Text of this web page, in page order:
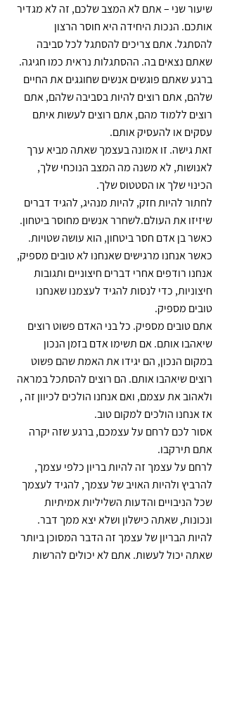
שיעור שני – אתם לא המצב שלכם, זה לא מגדיר
אותכם. הנכות היחידה היא חוסר הרצון
להסתגל. אתם צריכים להסתגל לכל סביבה
שאתם נצאים בה. ההסתגלות נראית כמו חגיגה.
ברגע שאתם פוגשים אנשים שחוגגים את החיים
שלהם, אתם רוצים להיות בסביבה שלהם, אתם
רוצים ללמוד מהם, אתם רוצים לעשות איתם
עסקים או להעסיק אותם.
זאת גישה. זו אמונה בעצמך שאתה מביא ערך
לאנושות, לא משנה מה המצב הנוכחי שלך,
הכינוי שלך או הסטטוס שלך.
לחתור להיות חזק, להיות מנהיג, להגיד דברים
שיזיזו את העולם.לשחרר אנשים מחוסר ביטחון.
כאשר בן אדם חסר ביטחון, הוא עושה שטויות.
כאשר אנחנו מרגישים שאנחנו לא טובים מספיק,
אנחנו רודפים אחרי דברים חיצוניים ותגובות
חיצוניות, כדי לנסות להגיד לעצמנו שאנחנו
טובים מספיק.
אתם טובים מספיק. כל בני האדם פשוט רוצים
שיאהבו אותם. אם תשימו אדם בזמן הנכון
במקום הנכון, הם יגידו את האמת שהם פשוט
רוצים שיאהבו אותם. הם רוצים להסתכל במראה
ולאהוב את עצמם, ואם אנחנו הולכים לכיוון זה ,
אז אנחנו הולכים למקום טוב.
אסור לכם לרחם על עצמכם, ברגע שזה יקרה
אתם תירקבו.
לרחם על עצמך זה להיות בריון כלפי עצמך,
להרביץ ולהיות האויב של עצמך, להגיד לעצמך
שכל הניבויים והדעות השליליות אמיתיות
ונכונות, שאתה כישלון ושלא יצא ממך דבר.
להיות הבריון של עצמך זה הדבר המסוכן ביותר
שאתה יכול לעשות. אתם לא יכולים להרשות